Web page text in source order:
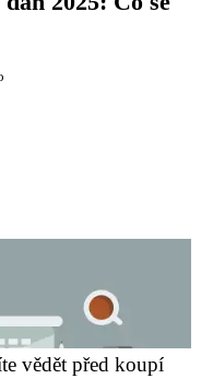
vědět před koupí